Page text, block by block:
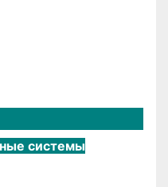
системы